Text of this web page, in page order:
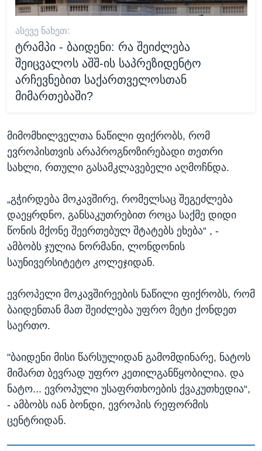
ᲐᲡᲔᲕᲔ ᲜᲐᲮᲔᲗ:
ტრამპი - ბაიდენი: რა შეიძლება
შეიცვალოს აშშ-ის საპრეზიდენტო
არჩევნებით საქართველოსთან
მიმართებაში?
მიმომხილველთა ნაწილი ფიქრობს, რომ
ევროპისთვის არაპროგნოზირებადი თეთრი
სახლი, რთული გასამკლავებელი აღმოჩნდა.
„გჭირდება მოკავშირე, რომელსაც შეგეძლება
დაეყრდნო, განსაკუთრებით როცა საქმე დიდი
წონის მქონე შეერთებულ შტატებს ეხება“ , -
ამბობს ჯულია ნორმანი, ლონდონის
საუნივერსიტეტო კოლეჯიდან.
ევროპელი მოკავშირეების ნაწილი ფიქრობს, რომ
ბაიდენთან მათ შეიძლება უფრო მეტი ქონდეთ
საერთო.
"ბაიდენი მისი წარსულიდან გამომდინარე, ნატოს
მიმართ ბევრად უფრო კეთილგანწყობილია. და
ნატო... ევროპული უსაფრთხოების ქვაკუთხედია“,
- ამბობს იან ბონდი, ევროპის რეფორმის
ცენტრიდან.